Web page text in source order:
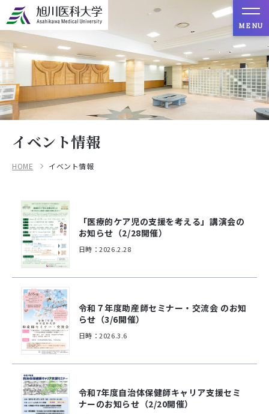
MENU
イベント情報
HOME イベント情報
「医療的ケア児の支援を考える」講演会の
お知らせ（2/28開催）
日時：2026.2.28
令和７年度助産師セミナー・交流会 のお知
らせ（3/6開催）
日時：2026.3.6
令和7年度自治体保健師キャリア支援セミ
ナーのお知らせ（2/20開催）